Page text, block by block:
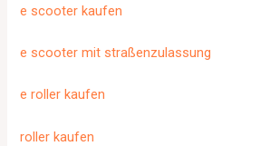
e scooter kaufen
e scooter mit straßenzulassung
e roller kaufen
roller kaufen